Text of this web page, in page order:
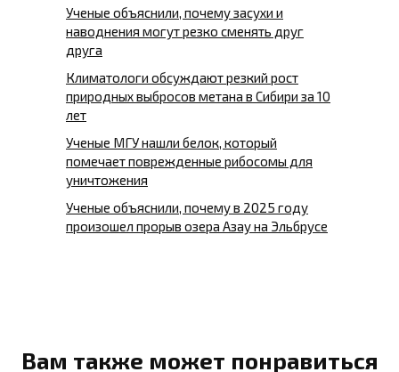
Ученые объяснили, почему засухи и
наводнения могут резко сменять друг
друга
Климатологи обсуждают резкий рост
природных выбросов метана в Сибири за 10
лет
Ученые МГУ нашли белок, который
помечает поврежденные рибосомы для
уничтожения
Ученые объяснили, почему в 2025 году
произошел прорыв озера Азау на Эльбрусе
Вам также может понравиться